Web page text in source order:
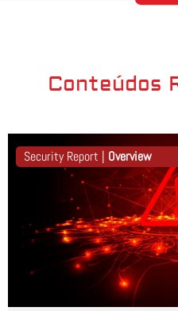
Conteúdos
Security Report | Overview